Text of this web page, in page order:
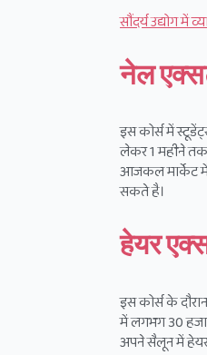
सौंदर्य उद्योग
नेल
इस कोर्स में
लेकर 1 महीने
आजकल मार्केट
सकते है।
हेयर
इस कोर्स के
में लगभग 30
अपने सैलून में